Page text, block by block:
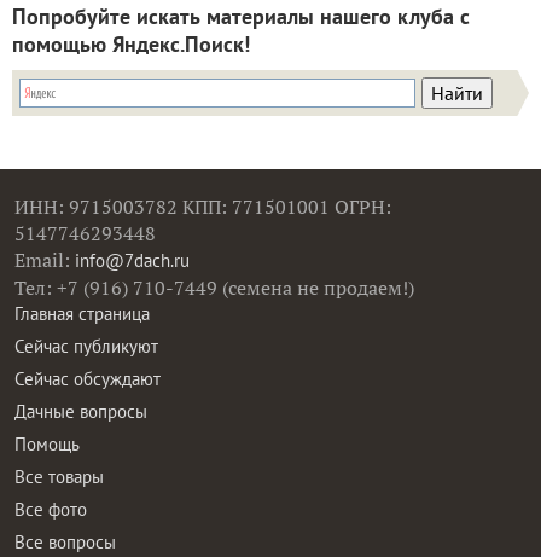
Попробуйте искать материалы нашего клуба с
помощью Яндекс.Поиск!
ИНН: 9715003782 КПП: 771501001 ОГРН:
5147746293448
Email: info@7dach.ru
Тел: +7 (916) 710-7449 (семена не продаем!)
Главная страница
Сейчас публикуют
Сейчас обсуждают
Дачные вопросы
Помощь
Все товары
Все фото
Все вопросы